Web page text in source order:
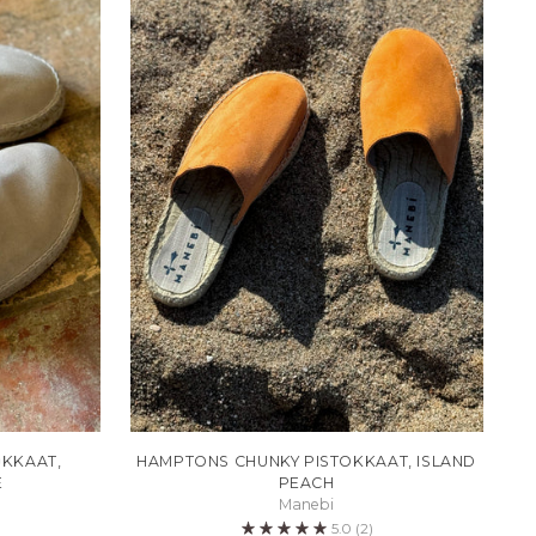
HAMPTONS CHUNKY PISTOKKAAT, ISLAND
PEACH
Manebi
5.0 (2)